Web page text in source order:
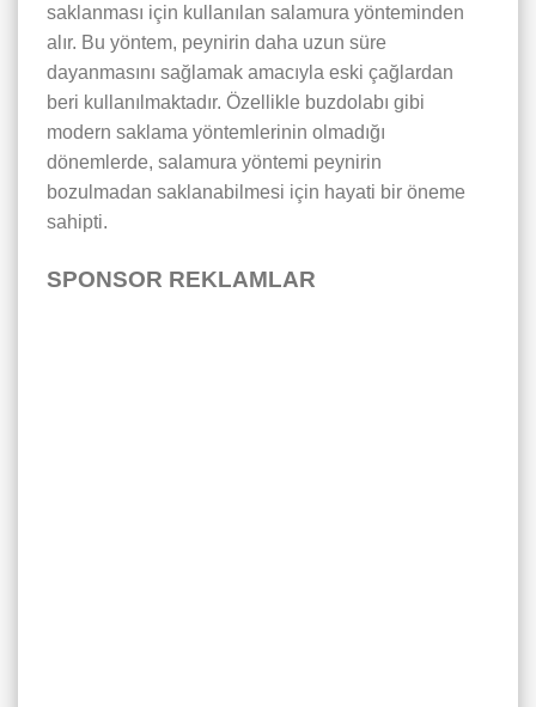
saklanması için kullanılan salamura yönteminden
alır. Bu yöntem, peynirin daha uzun süre
dayanmasını sağlamak amacıyla eski çağlardan
beri kullanılmaktadır. Özellikle buzdolabı gibi
modern saklama yöntemlerinin olmadığı
dönemlerde, salamura yöntemi peynirin
bozulmadan saklanabilmesi için hayati bir öneme
sahipti.
SPONSOR REKLAMLAR